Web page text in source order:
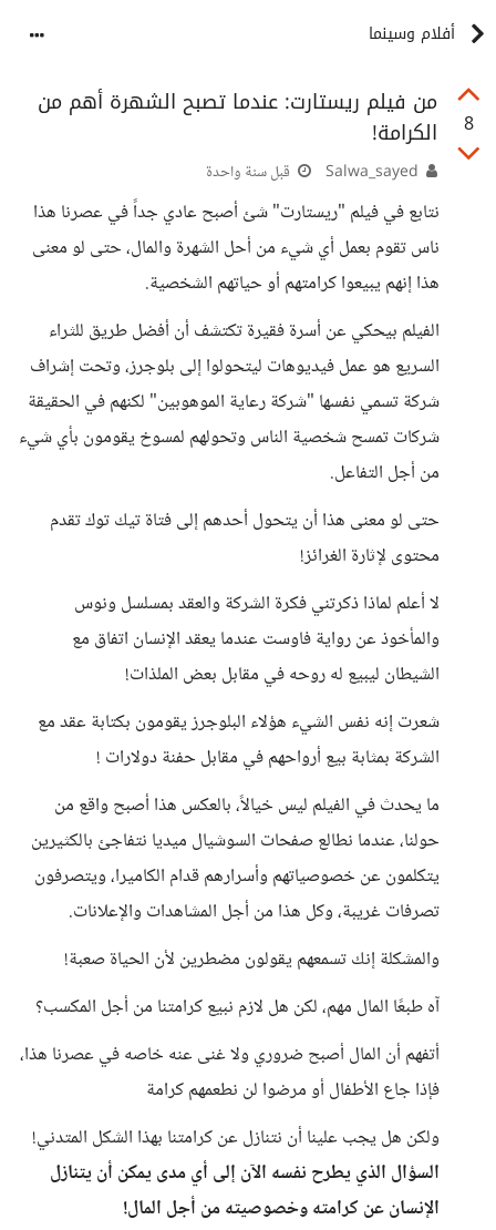
أفلام وسينما
8
من فيلم ريستارت: عندما تصبح الشهرة أهم من
الكرامة!
قبل سنة واحدة
نتابع في فيلم "ريستارت" شئ أصبح عادي جداً في عصرنا هذا
ناس تقوم بعمل أي شيء من أحل الشهرة والمال، حتى لو معنى
هذا إنهم يبيعوا كرامتهم أو حياتهم الشخصية.
الفيلم بيحكي عن أسرة فقيرة تكتشف أن أفضل طريق للثراء
السريع هو عمل فيديوهات ليتحولوا إلى بلوجرز، وتحت إشراف
شركة تسمي نفسها "شركة رعاية الموهوبين" لكنهم في الحقيقة
شركات تمسح شخصية الناس وتحولهم لمسوخ يقومون بأي شيء
من أجل التفاعل.
حتى لو معنى هذا أن يتحول أحدهم إلى فتاة تيك توك تقدم
محتوى لإثارة الغرائز!
لا أعلم لماذا ذكرتني فكرة الشركة والعقد بمسلسل ونوس
والمأخوذ عن رواية فاوست عندما يعقد الإنسان اتفاق مع
الشيطان ليبيع له روحه في مقابل بعض الملذات!
شعرت إنه نفس الشيء هؤلاء البلوجرز يقومون بكتابة عقد مع
الشركة بمثابة بيع أرواحهم في مقابل حفنة دولارات !
ما يحدث في الفيلم ليس خيالاً، بالعكس هذا أصبح واقع من
حولنا، عندما نطالع صفحات السوشيال ميديا نتفاجئ بالكثيرين
يتكلمون عن خصوصياتهم وأسرارهم قدام الكاميرا، ويتصرفون
تصرفات غريبة، وكل هذا من أجل المشاهدات والإعلانات.
والمشكلة إنك تسمعهم يقولون مضطرين لأن الحياة صعبة!
آه طبعًا المال مهم، لكن هل لازم نبيع كرامتنا من أجل المكسب؟
أتفهم أن المال أصبح ضروري ولا غنى عنه خاصه في عصرنا هذا،
فإذا جاع الأطفال أو مرضوا لن نطعمهم كرامة
ولكن هل يجب علينا أن نتنازل عن كرامتنا بهذا الشكل المتدني!
السؤال الذي يطرح نفسه الآن إلى أي مدى يمكن أن يتنازل
الإنسان عن كرامته وخصوصيته من أجل المال!